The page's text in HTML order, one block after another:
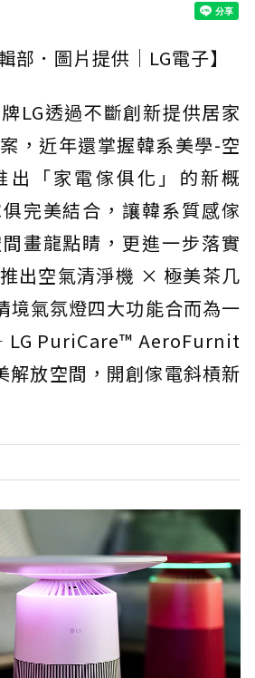
部．圖片提供｜LG電子】
LG透過不斷創新提供居家
，近年還掌握韓系美學-空
出「家電傢俱化」的新概
完美結合，讓韓系質感傢
畫龍點睛，更進一步落實
推出空氣清淨機 × 極美茶几
氣氛燈四大功能合而為一
PuriCare™ AeroFurnit
解放空間，開創傢電斜槓新